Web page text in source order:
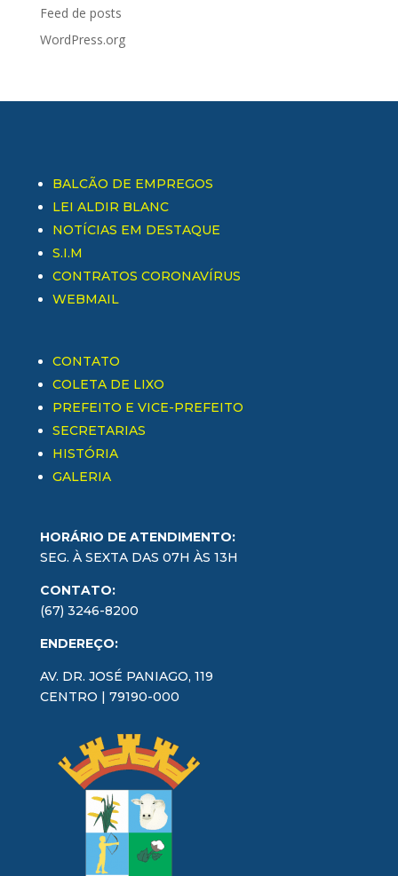
Feed de posts
WordPress.org
BALCÃO DE EMPREGOS
LEI ALDIR BLANC
NOTÍCIAS EM DESTAQUE
S.I.M
CONTRATOS CORONAVÍRUS
WEBMAIL
CONTATO
COLETA DE LIXO
PREFEITO E VICE-PREFEITO
SECRETARIAS
HISTÓRIA
GALERIA
HORÁRIO DE ATENDIMENTO:
SEG. À SEXTA DAS 07H ÀS 13H
CONTATO:
(67) 3246-8200
ENDEREÇO:
AV. DR. JOSÉ PANIAGO, 119
CENTRO | 79190-000